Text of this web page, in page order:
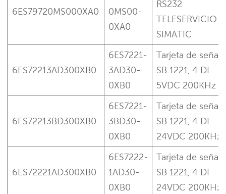
6ES79720MS000XA0
0MS00-
0XA0
RS232
TELESERVICIO
SIMATIC
6ES72213AD300XB0
6ES7221-
3AD30-
0XB0
Tarjeta de señal
SB 1221, 4 DI
5VDC 200KHz
6ES72213BD300XB0
6ES7221-
3BD30-
0XB0
Tarjeta de señal
SB 1221, 4 DI
24VDC 200KHz
6ES72221AD300XB0
6ES7222-
1AD30-
0XB0
Tarjeta de señal
SB 1221, 4 DI
24VDC 200KHz